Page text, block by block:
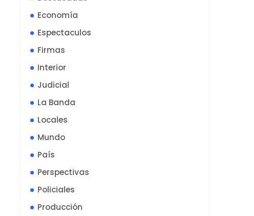
Economía
Espectaculos
Firmas
Interior
Judicial
La Banda
Locales
Mundo
País
Perspectivas
Policiales
Producción